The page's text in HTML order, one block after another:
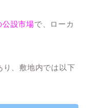
公設市場で、ローカ
り、敷地内では以下